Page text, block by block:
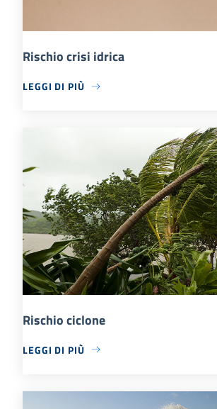
Rischio crisi idrica
LEGGI DI PIÙ
Rischio ciclone
LEGGI DI PIÙ